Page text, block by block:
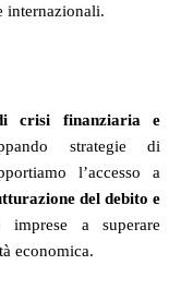
internazionali.
crisi finanziaria e
strategie di
l’accesso a
del debito e
a superare
economica.